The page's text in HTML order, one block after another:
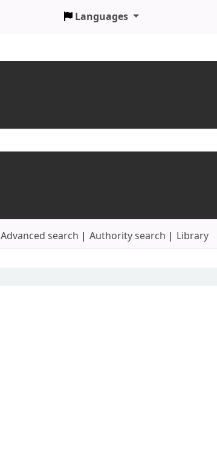
Languages
Advanced search Authority search Library